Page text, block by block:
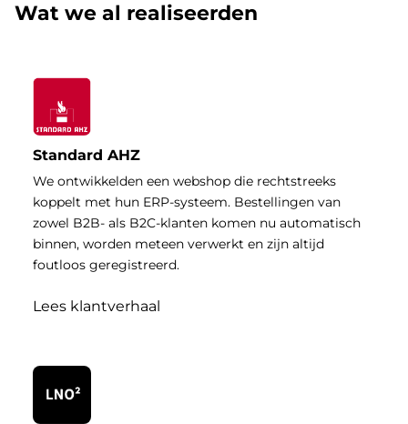
Wat we al realiseerden
Standard AHZ
We ontwikkelden een webshop die rechtstreeks
koppelt met hun ERP-systeem. Bestellingen van
zowel B2B- als B2C-klanten komen nu automatisch
binnen, worden meteen verwerkt en zijn altijd
foutloos geregistreerd.
Lees klantverhaal